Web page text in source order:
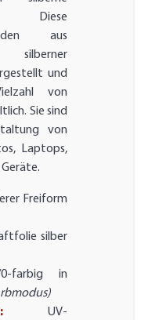
Diese
aus
silberner
und
von
Sie sind
von
Laptops,
Freiform
silber
farbig in
UV-